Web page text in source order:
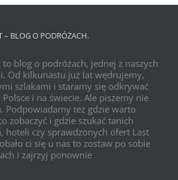
– BLOG O PODRÓŻACH.
to blog o podróżach, jednej z naszych
Od kilkunastu już lat wędrujemy,
szlakami i staramy się odkrywać
i na świecie. Ale piszemy nie
Podpowiadamy też gdzie warto
zobaczyć i gdzie szukać tanich
hoteli czy sprawdzonych ofert Last
ci się u nas to zostaw po sobie
i zajrzyj ponownie